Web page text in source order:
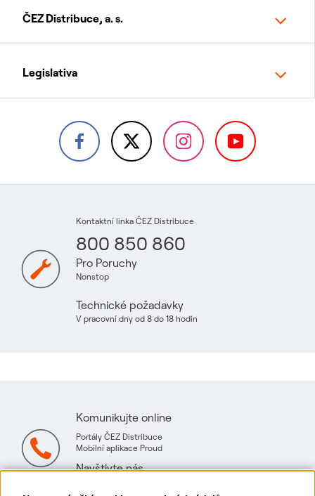
ČEZ Distribuce, a. s.
Legislativa
Kontaktní linka ČEZ Distribuce
800 850 860
Pro Poruchy
Nonstop
Technické požadavky
V pracovní dny od 8 do 18 hodin
Komunikujte online
Portály ČEZ Distribuce
Mobilní aplikace Proud
Navštivte nás